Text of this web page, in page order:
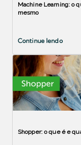
Machine Learning: o
mesmo
Continue lendo
Shopper: o que é e